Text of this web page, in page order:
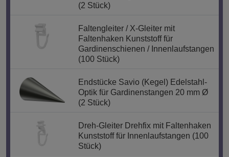
(2 Stück)
Faltengleiter / X-Gleiter mit
Faltenhaken Kunststoff für
Gardinenschienen / Innenlaufstangen
(100 Stück)
Endstücke Savio (Kegel) Edelstahl-
Optik für Gardinenstangen 20 mm Ø
(2 Stück)
Dreh-Gleiter Drehfix mit Faltenhaken
Kunststoff für Innenlaufstangen (100
Stück)